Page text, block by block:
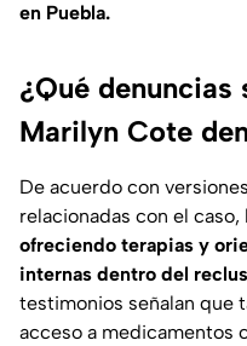
en Puebla.
¿Qué
Marilyn Cote
De acuerdo con
relacionadas con el
ofreciendo terapias y
internas dentro del
testimonios señalan que
acceso a medicamentos